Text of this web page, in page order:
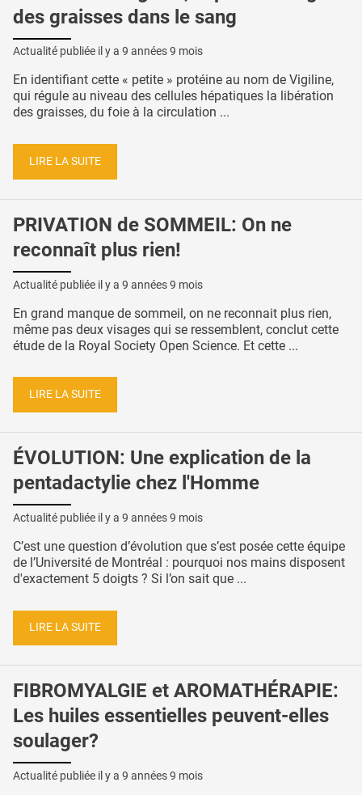
des graisses dans le sang
Actualité publiée il y a 9 années 9 mois
En identifiant cette « petite » protéine au nom de Vigiline,
qui régule au niveau des cellules hépatiques la libération
des graisses, du foie à la circulation ...
LIRE LA SUITE
PRIVATION de SOMMEIL: On ne
reconnaît plus rien!
Actualité publiée il y a 9 années 9 mois
En grand manque de sommeil, on ne reconnait plus rien,
même pas deux visages qui se ressemblent, conclut cette
étude de la Royal Society Open Science. Et cette ...
LIRE LA SUITE
ÉVOLUTION: Une explication de la
pentadactylie chez l'Homme
Actualité publiée il y a 9 années 9 mois
C’est une question d’évolution que s’est posée cette équipe
de l’Université de Montréal : pourquoi nos mains disposent
d'exactement 5 doigts ? Si l’on sait que ...
LIRE LA SUITE
FIBROMYALGIE et AROMATHÉRAPIE:
Les huiles essentielles peuvent-elles
soulager?
Actualité publiée il y a 9 années 9 mois